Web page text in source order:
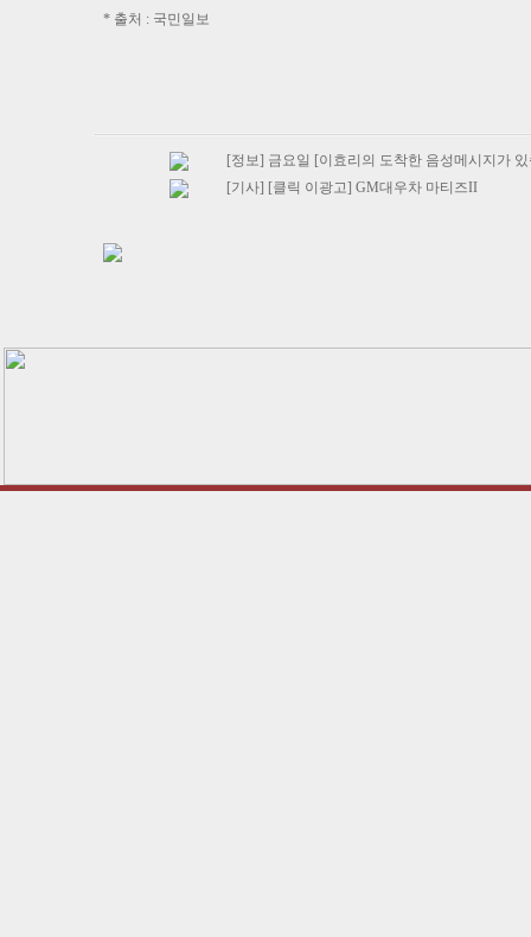
* 출처 : 국민일보
[정보] 금요일 [이효리의 도착한 음성메시지가
[기사] [클릭 이광고] GM대우차 마티즈II